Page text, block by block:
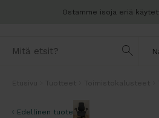
Ostamme isoja eriä
Edellinen tuote